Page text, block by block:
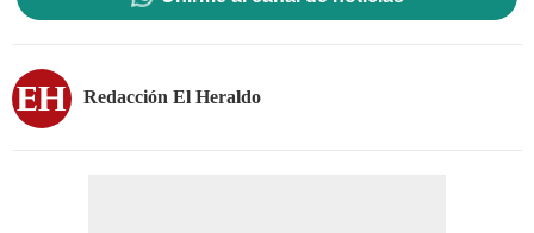
Redacción El Heraldo